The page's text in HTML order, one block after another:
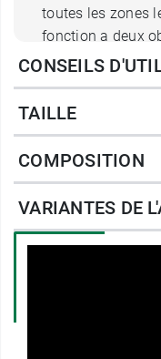
toutes les zones
fonction a deux
consistant à
compresser les
inesthétiques.
initiales pourront
CONSEILS
TAILLE
COMPOSITION
VARIANTES DE